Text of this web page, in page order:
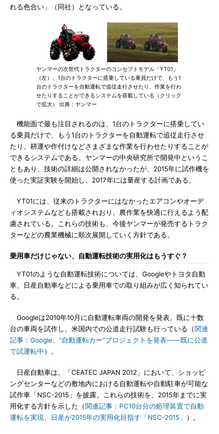
れる色合い」（同社）となっている。
ヤンマーの次世代トラクターのコンセプトモデル「YT01」
（左）。1台のトラクターに搭乗している乗員だけで、もう1
台のトラクターを自動運転で追従走行させたり、作業を行わ
せたりすることができるシステムを搭載している（クリック
で拡大） 出典：ヤンマー
機能面で最も注目されるのは、1台のトラクターに搭乗してい
る乗員だけで、もう1台のトラクターを自動運転で追従走行させ
たり、耕運や作付けなどさまざまな作業を行わせたりすることが
できるシステムである。ヤンマーの中央研究所で開発中というこ
ともあり、技術の詳細は公開されなかったが、2015年に試作機を
使った実証実験を開始し、2017年には量産する計画である。
YT01には、従来のトラクターにはなかったエアコンやオーデ
ィオシステムなども搭載されおり、農作業を快適に行えるよう配
慮されている。これらの技術も、今後ヤンマーが発売するトラク
ターなどの農業機械に順次展開していく方針である。
乗用車だけじゃない、自動運転技術の実用化はもうすぐ？
YT01のような自動運転技術については、Googleやトヨタ自動
車、日産自動車などによる乗用車での取り組みが広く知られてい
る。
Googleは2010年10月に自動運転車両の開発を発表。既に十数
台の車両を試作し、米国内での公道走行試験も行っている（関連
記事：Google、“自動運転カー”プロジェクトを発表――既に公道
で試運転中）。
日産自動車は、「CEATEC JAPAN 2012」において、ショッピ
ングセンターなどの敷地内における自動運転や自動駐車が可能な
試作車「NSC-2015」を披露。これらの技術を、2015年までに実
用化する方針を示した（関連記事：PC10台分の処理装置で自動
運転を実現、日産が2015年の実用化目指す「NSC-2015」
）。